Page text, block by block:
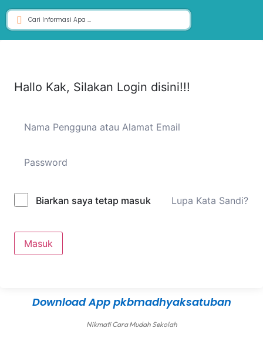
Hallo Kak, Silakan Login disini!!!
Biarkan saya tetap masuk Lupa Kata Sandi?
Masuk
Download App pkbmadhyaksatuban
Nikmati Cara Mudah Sekolah